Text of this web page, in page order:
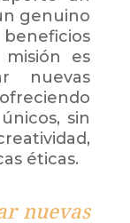
genuino
es
nuevas
sin
éticas.
nuevas